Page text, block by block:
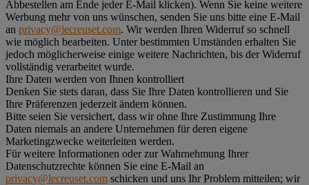
Abbestellen am Ende jeder E-Mail klicken). Wenn Sie keine weitere
Werbung mehr von uns wünschen, senden Sie uns bitte eine E-Mail
an privacy@lecreuset.com. Wir werden Ihren Widerruf so schnell
wie möglich bearbeiten. Unter bestimmten Umständen erhalten Sie
jedoch möglicherweise einige weitere Nachrichten, bis der Widerruf
vollständig verarbeitet wurde.
Ihre Daten werden von Ihnen kontrolliert
Denken Sie stets daran, dass Sie Ihre Daten kontrollieren und Sie
Ihre Präferenzen jederzeit ändern können.
Bitte seien Sie versichert, dass wir ohne Ihre Zustimmung Ihre
Daten niemals an andere Unternehmen für deren eigene
Marketingzwecke weiterleiten werden.
Für weitere Informationen oder zur Wahrnehmung Ihrer
Datenschutzrechte können Sie eine E-Mail an
privacy@lecreuset.com schicken und uns Ihr Problem mitteilen; wir